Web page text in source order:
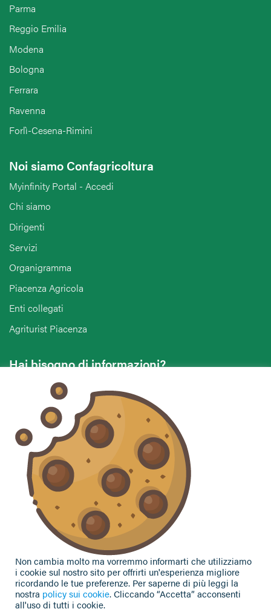
Parma
Reggio Emilia
Modena
Bologna
Ferrara
Ravenna
Forlì-Cesena-Rimini
Noi siamo Confagricoltura
Myinfinity Portal - Accedi
Chi siamo
Dirigenti
Servizi
Organigramma
Piacenza Agricola
Enti collegati
Agriturist Piacenza
Hai bisogno di informazioni?
Vuoi contattarci per ricevere assistenza, lasciare un
commento o chiedere informazioni?
CONTATTACI
Seguici sui social
Privacy Policy|Cookie Policy
Non cambia molto ma vorremmo informarti che utilizziamo
i cookie sul nostro sito per offrirti un'esperienza migliore
ricordando le tue preferenze. Per saperne di più leggi la
nostra policy sui cookie. Cliccando “Accetta” acconsenti
all'uso di tutti i cookie.